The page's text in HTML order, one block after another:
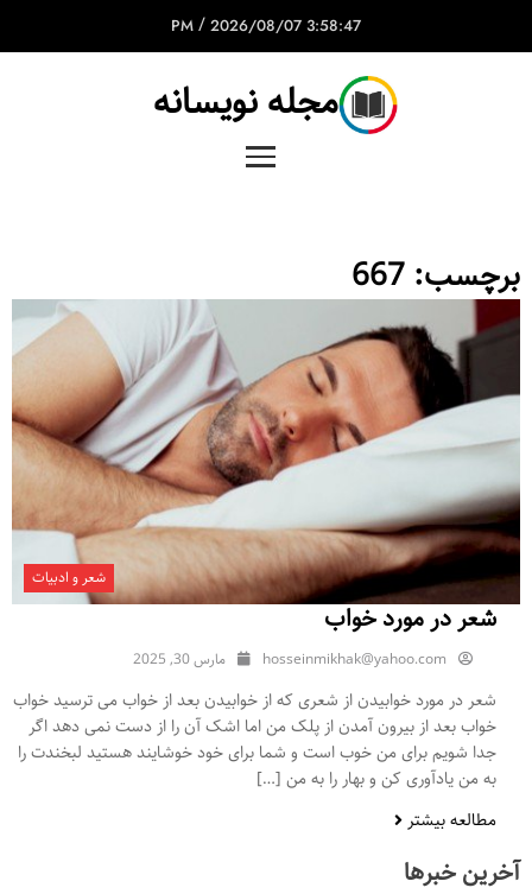
3:58:47 PM
/ 2026/08/07
مجله نویسانه
برچسب: 667
شعر و ادبیات
شعر در مورد خواب
hosseinmikhak@yahoo.com مارس 30, 2025
شعر در مورد خوابیدن از شعری که از خوابیدن بعد از خواب می ترسید خواب
خواب بعد از بیرون آمدن از پلک من اما اشک آن را از دست نمی دهد اگر
جدا شویم برای من خوب است و شما برای خود خوشایند هستید لبخندت را
به من یادآوری کن و بهار را به من […]
مطالعه بیشتر
آخرین خبرها